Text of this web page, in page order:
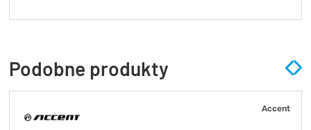
Podobne produkty
Accent